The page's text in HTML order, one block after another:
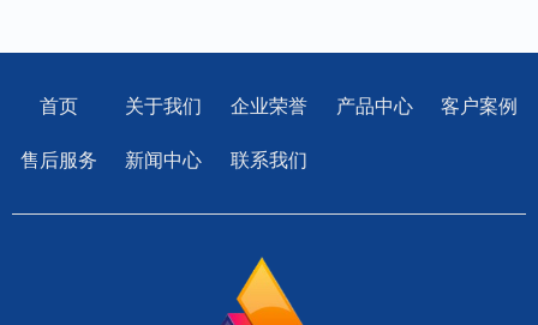
首页 关于我们 产品中心 客户案例
售后服务 新闻中心 联系我们
企业荣誉